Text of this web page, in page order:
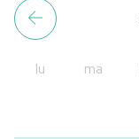
lu ma